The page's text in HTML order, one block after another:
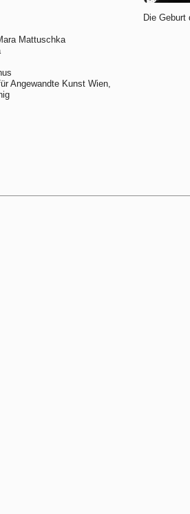
Mattuschka
Angewandte Kunst Wien,
Die Geburt